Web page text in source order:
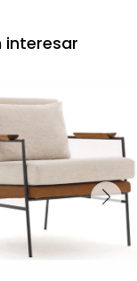
interesar